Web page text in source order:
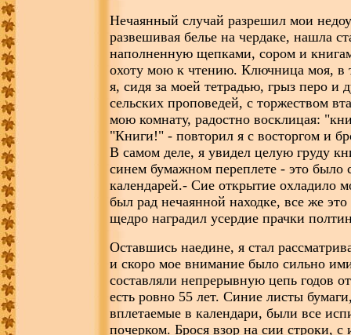
Нечаянный случай разрешил мои
развешивая белье на чердаке, нашла
наполненную щепками, сором и
охоту мою к чтению. Ключница моя, в
я, сидя за моей тетрадью, грыз перо и
сельских проповедей, с торжеством
мою комнату, радостно восклицая:
"Книги!" - повторил я с восторгом и
В самом деле, я увидел целую груду
синем бумажном переплете - это было
календарей.- Сие открытие охладило
был рад нечаянной находке, все же
щедро наградил усердие прачки
Оставшись наедине, я стал
и скоро мое внимание было сильно
составляли непрерывную цепь годов
есть ровно 55 лет. Синие листы
вплетаемые в календари, были все
почерком. Брося взор на сии строки, с